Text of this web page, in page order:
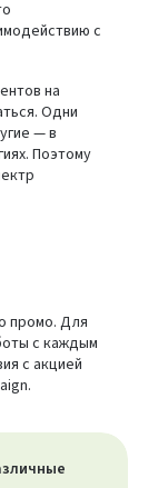
с
на
Одни
— в
Поэтому
промо. Для
с каждым
с акцией